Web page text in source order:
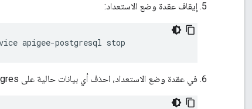
إيقاف عقدة وضع الاستعداد:
apigee-postgresql stop
في عقدة وضع الاستعداد، احذف أي بيانات حالية على Postgres: